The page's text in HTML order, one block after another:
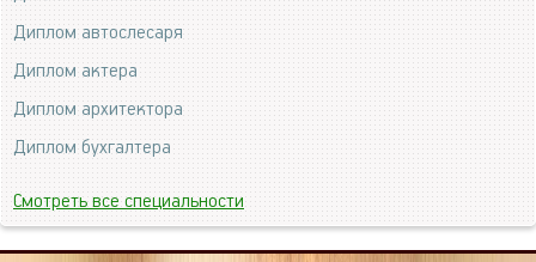
Диплом автослесаря
Диплом актера
Диплом архитектора
Диплом бухгалтера
Смотреть все специальности